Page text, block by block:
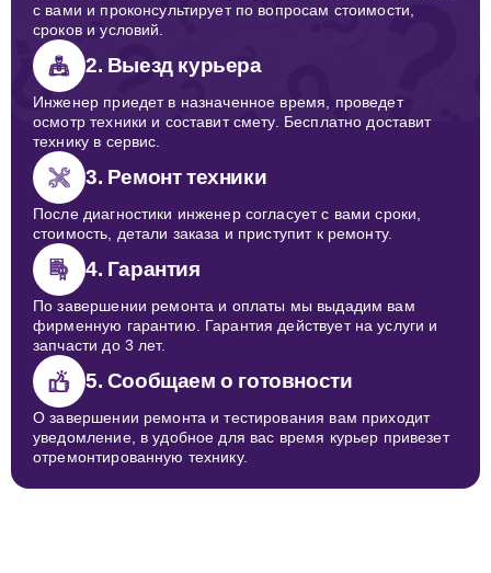
с вами и проконсультирует по вопросам стоимости,
сроков и условий.
2. Выезд курьера
Инженер приедет в назначенное время, проведет
осмотр техники и составит смету. Бесплатно доставит
технику в сервис.
3. Ремонт техники
После диагностики инженер согласует с вами сроки,
стоимость, детали заказа и приступит к ремонту.
4. Гарантия
По завершении ремонта и оплаты мы выдадим вам
фирменную гарантию. Гарантия действует на услуги и
запчасти до 3 лет.
5. Сообщаем о готовности
О завершении ремонта и тестирования вам приходит
уведомление, в удобное для вас время курьер привезет
отремонтированную технику.